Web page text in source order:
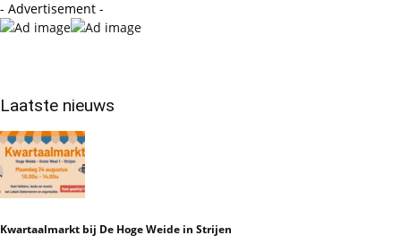
- Advertisement -
Laatste nieuws
Kwartaalmarkt bij De Hoge Weide in Strijen